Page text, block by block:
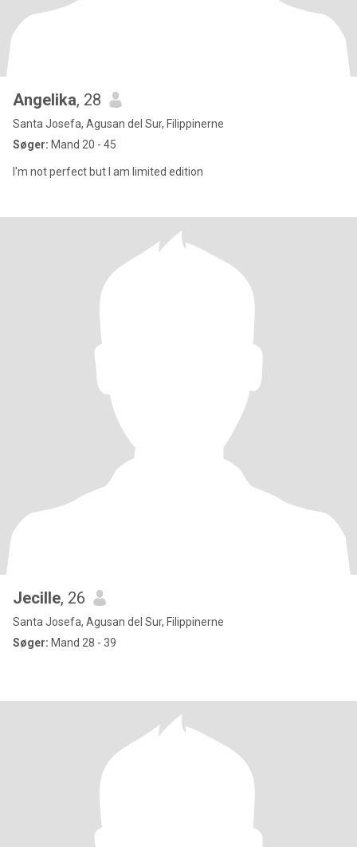
Angelika, 28
Santa Josefa, Agusan del Sur, Filippinerne
Søger: Mand 20 - 45
I'm not perfect but I am limited edition
Jecille, 26
Santa Josefa, Agusan del Sur, Filippinerne
Søger: Mand 28 - 39